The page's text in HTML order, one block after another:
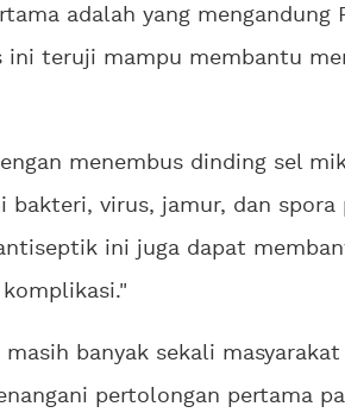
adalah yang mengandung
ini teruji mampu membantu
menembus dinding sel
bakteri, virus, jamur, dan spora
ini juga dapat
banyak sekali masyarakat
pertolongan pertama